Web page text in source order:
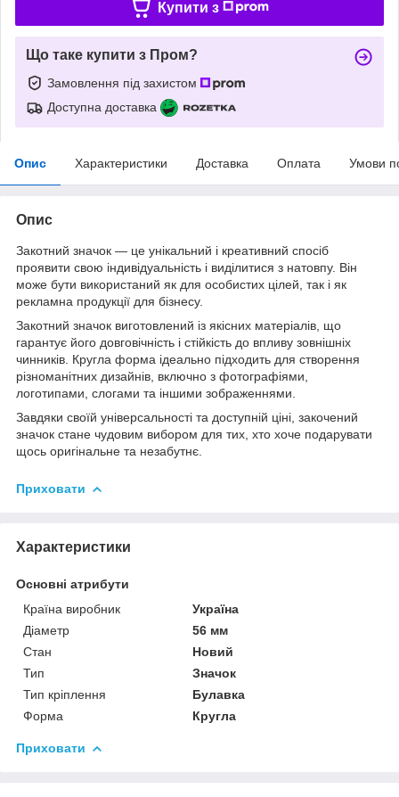
Купити з
Що таке купити з Пром?
Замовлення під захистом
Доступна доставка
Опис Характеристики Доставка Оплата Умови
Опис
Закотний значок — це унікальний і креативний спосіб
проявити свою індивідуальність і виділитися з натовпу. Він
може бути використаний як для особистих цілей, так і як
рекламна продукції для бізнесу.
Закотний значок виготовлений із якісних матеріалів, що
гарантує його довговічність і стійкість до впливу зовнішніх
чинників. Кругла форма ідеально підходить для створення
різноманітних дизайнів, включно з фотографіями,
логотипами, слогами та іншими зображеннями.
Завдяки своїй універсальності та доступній ціні, закочений
значок стане чудовим вибором для тих, хто хоче подарувати
щось оригінальне та незабутнє.
Приховати
Характеристики
Основні атрибути
Країна виробник
Україна
Діаметр
56 мм
Стан
Новий
Тип
Значок
Тип кріплення
Булавка
Форма
Кругла
Приховати